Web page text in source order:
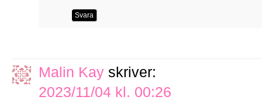
Svara
Malin Kay skriver:
2023/11/04 kl. 00:26